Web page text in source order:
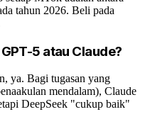
tahun 2026. Beli pada
5 atau Claude?
ya. Bagi tugasan yang
mendalam), Claude
DeepSeek "cukup baik"